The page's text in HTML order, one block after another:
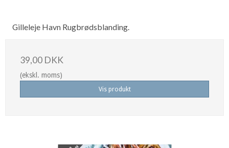
Gilleleje Havn Rugbrødsblanding.
39,00 DKK
(ekskl. moms)
Vis produkt